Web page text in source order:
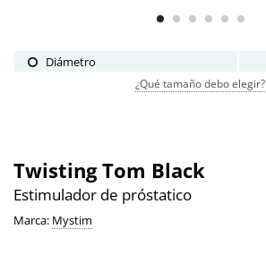
Diámetro
¿Qué tamaño debo elegir?
Twisting Tom Black
Estimulador de próstatico
Marca: Mystim